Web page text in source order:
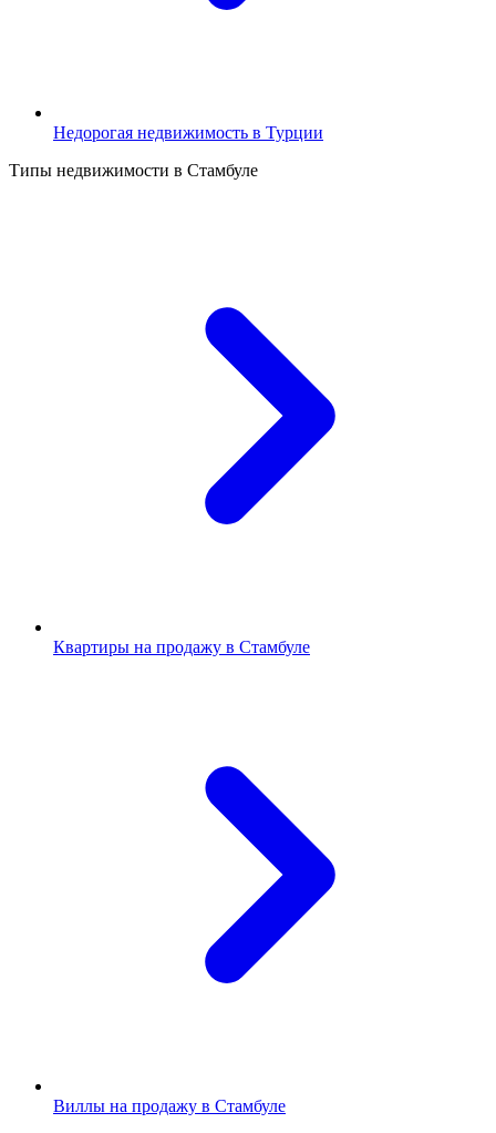
Недорогая недвижимость в Турции
Типы недвижимости в Стамбуле
Квартиры на продажу в Стамбуле
Виллы на продажу в Стамбуле